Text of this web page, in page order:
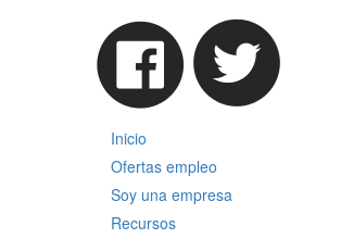
Inicio
Ofertas empleo
Soy una empresa
Recursos